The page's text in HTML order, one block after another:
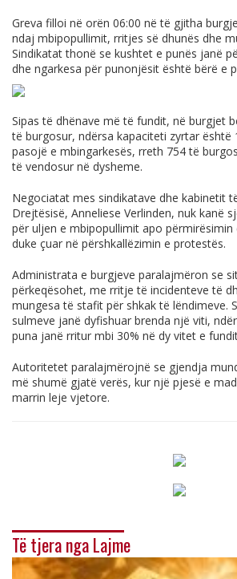
Greva filloi në orën 06:00 në të gjitha
ndaj mbipopullimit, rritjes së dhunës dhe
Sindikatat thonë se kushtet e punës janë
dhe ngarkesa për punonjësit është bërë e
Sipas të dhënave më të fundit, në burgjet
të burgosur, ndërsa kapaciteti zyrtar është
pasojë e mbingarkesës, rreth 754 të
të vendosur në dysheme.
Negociatat mes sindikatave dhe kabinetit
Drejtësisë, Anneliese Verlinden, nuk kanë
për uljen e mbipopullimit apo përmirësimin
duke çuar në përshkallëzimin e protestës.
Administrata e burgjeve paralajmëron se
përkeqësohet, me rritje të incidenteve të
mungesa të stafit për shkak të lëndimeve.
sulmeve janë dyfishuar brenda një viti,
puna janë rritur mbi 30% në dy vitet e
Autoritetet paralajmërojnë se gjendja
më shumë gjatë verës, kur një pjesë e
marrin leje vjetore.
Të tjera nga Lajme